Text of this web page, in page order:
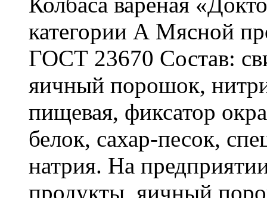
категории А Мясной
ГОСТ 23670 Состав:
яичный порошок,
пищевая, фиксатор
белок, сахар-песок,
натрия. На
продукты, яичный